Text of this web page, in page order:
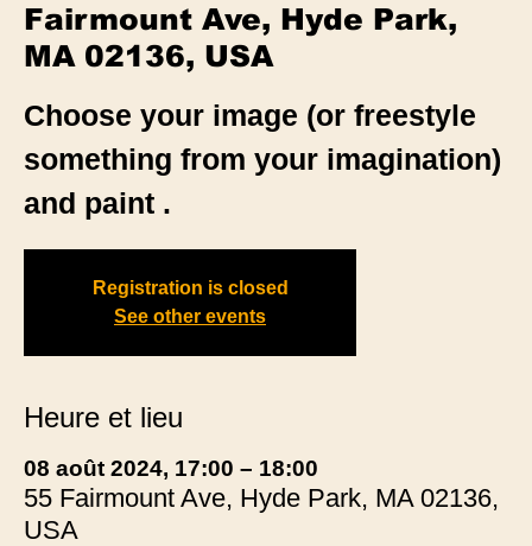
Fairmount Ave, Hyde Park,
MA 02136, USA
Choose your image (or freestyle
something from your imagination)
and paint .
Registration is closed
See other events
Heure et lieu
08 août 2024, 17:00 – 18:00
55 Fairmount Ave, Hyde Park, MA 02136,
USA